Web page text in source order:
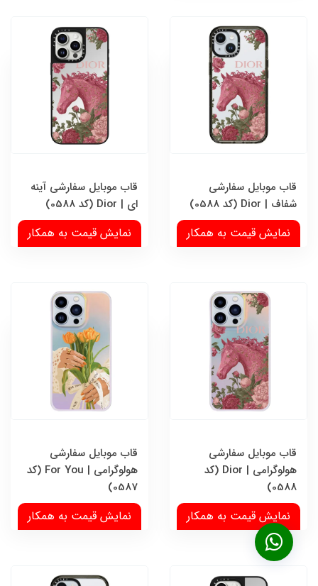
قاب موبایل سفارشی
شفاف | Dior (کد 0588)
نمایش قیمت به همکار
قاب موبایل سفارشی آینه
ای | Dior (کد 0588)
نمایش قیمت به همکار
قاب موبایل سفارشی
هولوگرامی | Dior (کد
0588)
نمایش قیمت به همکار
قاب موبایل سفارشی
هولوگرامی | For You (کد
0587)
نمایش قیمت به همکار